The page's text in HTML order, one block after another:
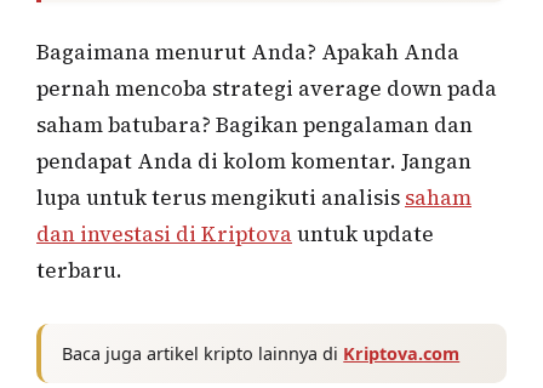
Bagaimana menurut Anda? Apakah Anda
pernah mencoba strategi average down pada
saham batubara? Bagikan pengalaman dan
pendapat Anda di kolom komentar. Jangan
lupa untuk terus mengikuti analisis saham
dan investasi di Kriptovauntuk update
terbaru.
Baca juga artikel kripto lainnya di Kriptova.com